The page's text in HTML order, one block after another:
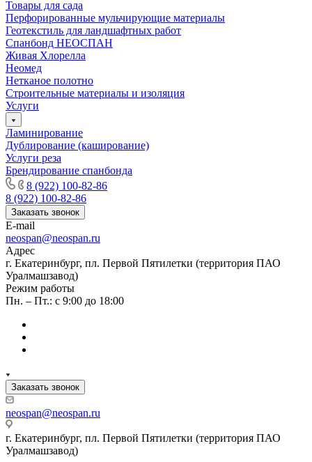
Товары для сада
Перфорированные мульчирующие материалы
Геотекстиль для ландшафтных работ
Спанбонд НЕОСПАН
Живая Хлорелла
Нeомед
Нетканое полотно
Строительные материалы и изоляция
Услуги
Ламинирование
Дублирование (каширование)
Услуги реза
Брендирование спанбонда
8 (922) 100-82-86
8 (922) 100-82-86
Заказать звонок
E-mail
neospan@neospan.ru
Адрес
г. Екатеринбург, пл. Первой Пятилетки (территория ПАО
Уралмашзавод)
Режим работы
Пн. – Пт.: с 9:00 до 18:00
Заказать звонок
neospan@neospan.ru
г. Екатеринбург, пл. Первой Пятилетки (территория ПАО
Уралмашзавод)